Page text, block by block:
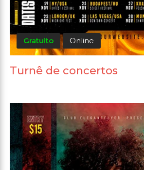
Gratuito Online
Turnê de concertos